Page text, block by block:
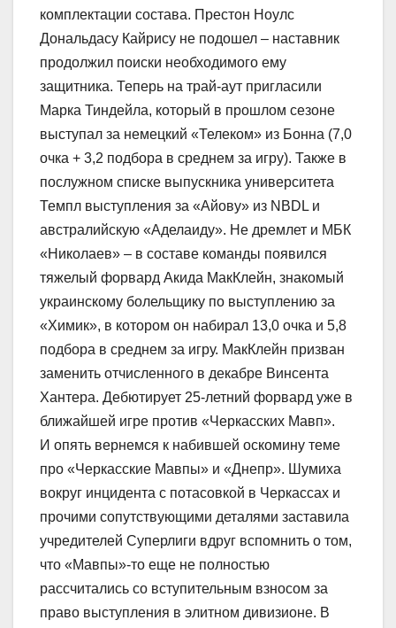
комплектации состава. Престон Ноулс
Дональдасу Кайрису не подошел – наставник
продолжил поиски необходимого ему
защитника. Теперь на трай-аут пригласили
Марка Тиндейла, который в прошлом сезоне
выступал за немецкий «Телеком» из Бонна (7,0
очка + 3,2 подбора в среднем за игру). Также в
послужном списке выпускника университета
Темпл выступления за «Айову» из NBDL и
австралийскую «Аделаиду». Не дремлет и МБК
«Николаев» – в составе команды появился
тяжелый форвард Акида МакКлейн, знакомый
украинскому болельщику по выступлению за
«Химик», в котором он набирал 13,0 очка и 5,8
подбора в среднем за игру. МакКлейн призван
заменить отчисленного в декабре Винсента
Хантера. Дебютирует 25-летний форвард уже в
ближайшей игре против «Черкасских Мавп».
И опять вернемся к набившей оскомину теме
про «Черкасские Мавпы» и «Днепр». Шумиха
вокруг инцидента с потасовкой в Черкассах и
прочими сопутствующими деталями заставила
учредителей Суперлиги вдруг вспомнить о том,
что «Мавпы»-то еще не полностью
рассчитались со вступительным взносом за
право выступления в элитном дивизионе. В